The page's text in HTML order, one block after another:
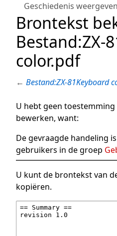
Geschiedenis weergeven
Brontekst
Bestand:ZX-
color.pdf
← Bestand:ZX-81Keyboard
U hebt geen
bewerken, want:
De gevraagde handeling
gebruikers in de groep
U kunt de brontekst van
kopiëren.